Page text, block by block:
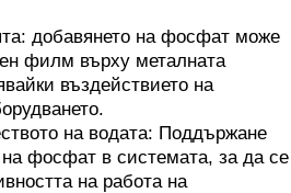
добавянето на фосфат може
филм върху металната
въздействието на
на водата: Поддържане
на фосфат в системата, за да се
на работа на